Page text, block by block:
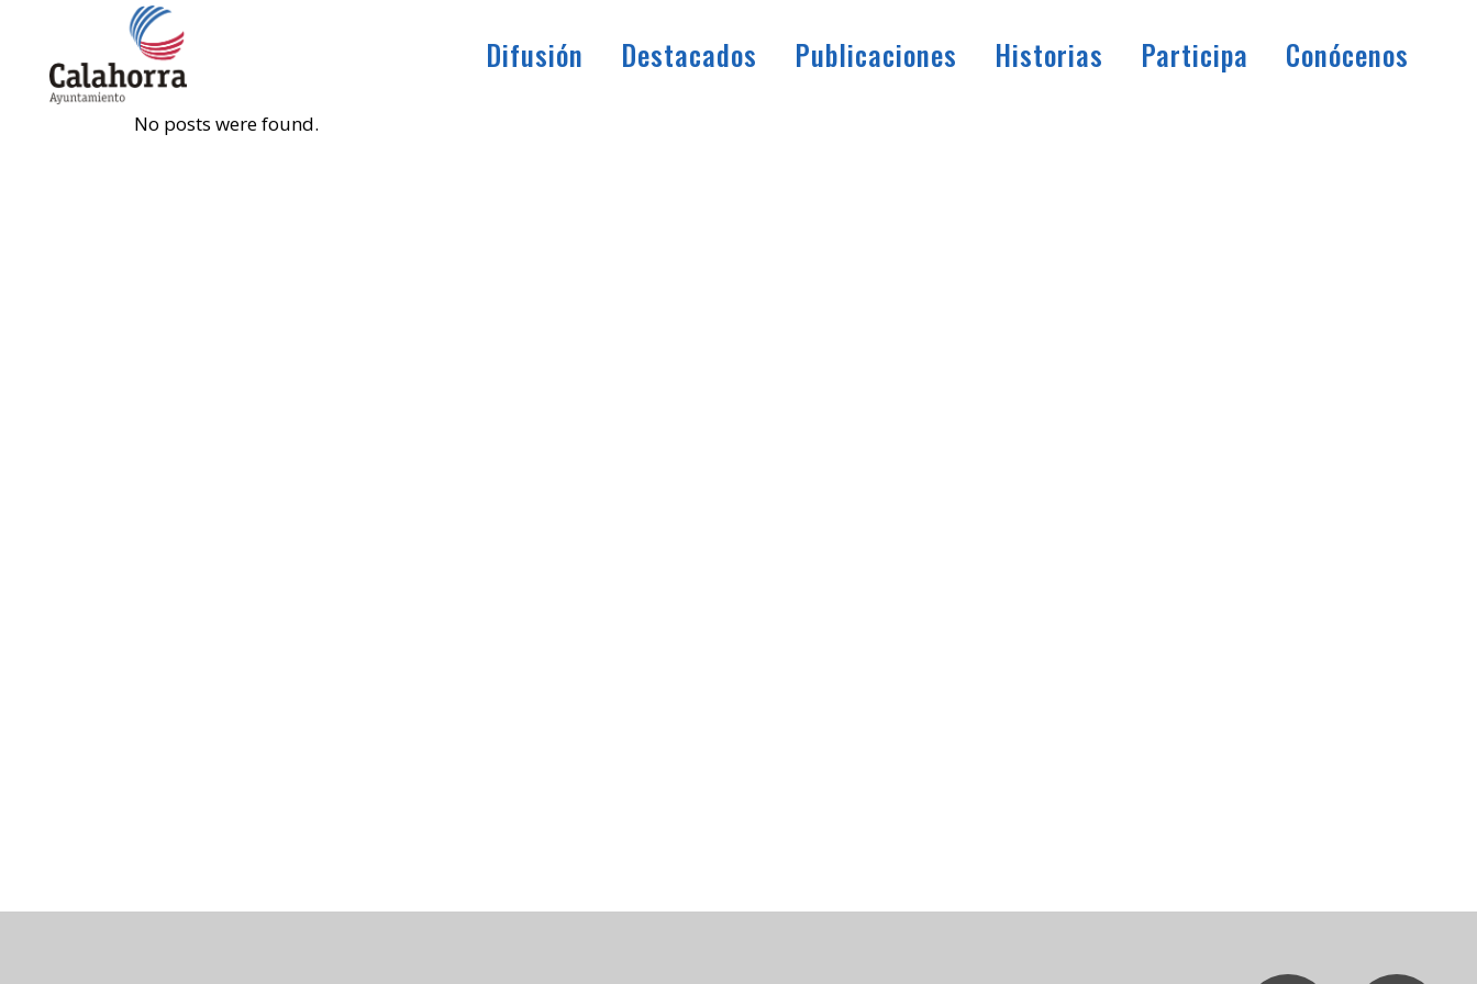
Difusión Destacados Publicaciones Historias Participa Conócenos
No posts were found.